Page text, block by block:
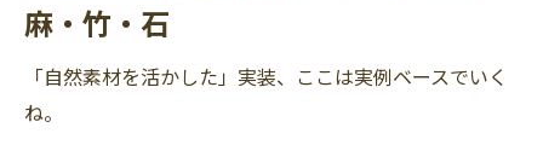
麻・竹・石
「自然素材を活かした」実装、ここは実例ベースでいく
ね。